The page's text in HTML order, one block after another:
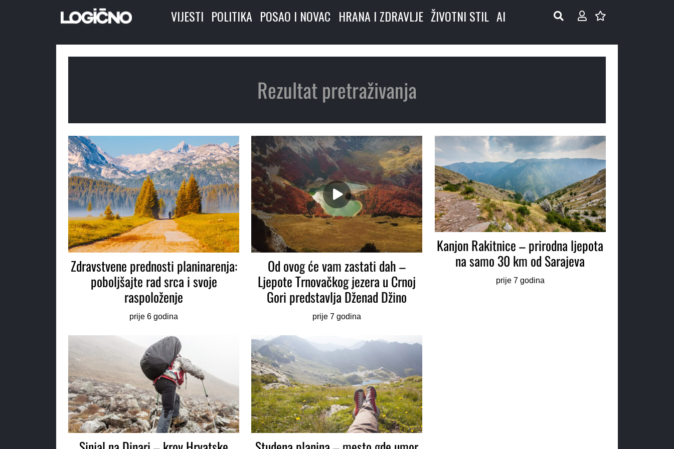
VIJESTI POLITIKA POSAO I NOVAC HRANA I ZDRAVLJE ŽIVOTNI STIL AI
Rezultat pretraživanja
Zdravstvene prednosti planinarenja:
poboljšajte rad srca i svoje
raspoloženje
prije 6 godina
Od ovog će vam zastati dah –
Ljepote Trnovačkog jezera u Crnoj
Gori predstavlja Dženad Džino
prije 7 godina
Kanjon Rakitnice – prirodna ljepota
na samo 30 km od Sarajeva
prije 7 godina